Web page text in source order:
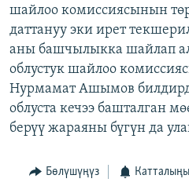
шайлоо комиссиясынын
даттануу эки ирет
аны башчылыкка шайлап
облустук шайлоо
Нурмамат Ашымов
облуста кечээ башталган
берүү жараяны бүгүн да
Бөлүшүңүз